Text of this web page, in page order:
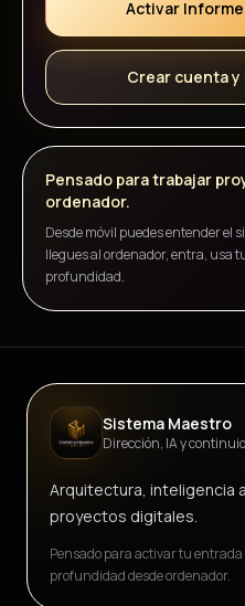
Activar
Crear cuenta y
Pensado para trabajar
ordenador.
Desde móvil puedes entender el
llegues al ordenador, entra, usa
profundidad.
Sistema Maestro
Dirección, IA y
Arquitectura, inteligencia
proyectos digitales.
Pensado para activar tu
profundidad desde ordenador.